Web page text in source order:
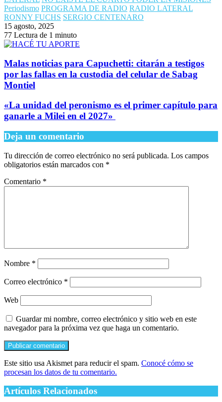
Periodismo PROGRAMA DE RADIO RADIO LATERAL
RONNY FUCHS SERGIO CENTENARO
15 agosto, 2025
77 Lectura de 1 minuto
Malas noticias para Capuchetti: citarán a testigos
por las fallas en la custodia del celular de Sabag
Montiel
​«La unidad del peronismo es el primer capítulo para
ganarle a Milei en el 2027»
Deja un comentario
Tu dirección de correo electrónico no será publicada. Los campos
obligatorios están marcados con *
Comentario *
Nombre *
Correo electrónico *
Web
Guardar mi nombre, correo electrónico y sitio web en este
navegador para la próxima vez que haga un comentario.
Este sitio usa Akismet para reducir el spam. Conocé cómo se
procesan los datos de tu comentario.
Artículos Relacionados